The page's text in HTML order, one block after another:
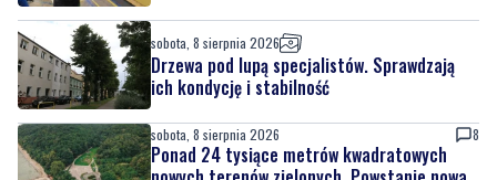
sobota, 8 sierpnia 2026
Ponad 24 tysiące metrów kwadratowych
nowych terenów zielonych. Powstanie nowa
przestrzeń do wypoczynku